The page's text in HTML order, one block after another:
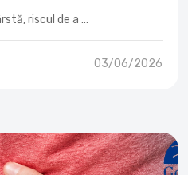
riscul de a ...
03/06/2026